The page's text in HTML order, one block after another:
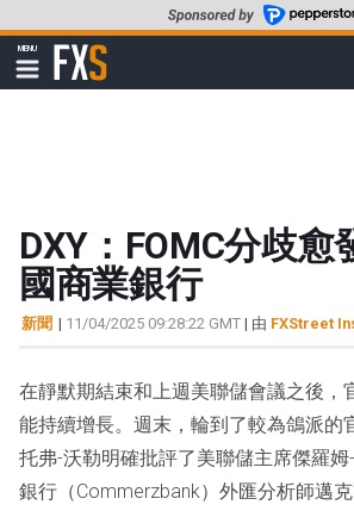
至
要
MENU
顯
示
FXStreet
DXY：FOMC分歧愈
國商業銀行
新聞 | 11/04/2025 09:28:22 GMT | 由 FXStreet
在靜默期結束和上週美聯儲會議之後，
能持續增長。週末，輪到了較為鴿派的
托弗-沃勒明確批評了美聯儲主席傑羅
銀行（Commerzbank）外匯分析師邁